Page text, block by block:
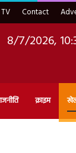
Contact
8/7/2026,
क्राइम